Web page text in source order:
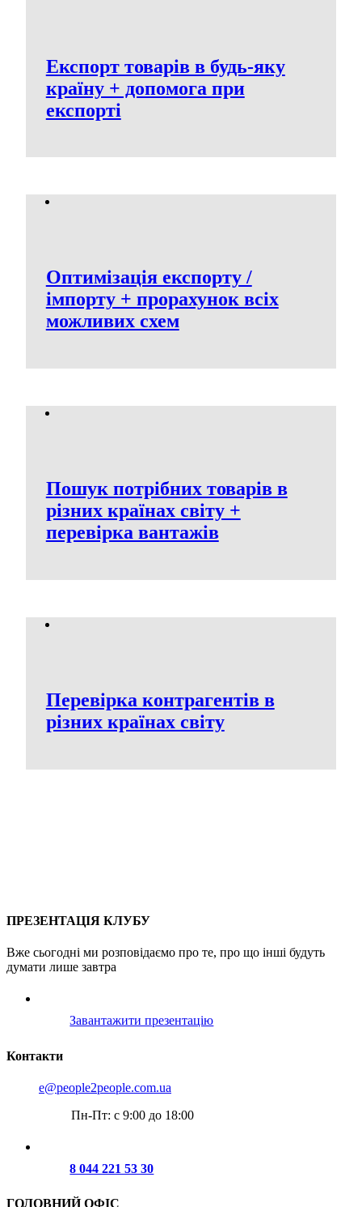
Експорт товарів в будь-яку
країну + допомога при
експорті
Оптимізація експорту /
імпорту + прорахунок всіх
можливих схем
Пошук потрібних товарів в
різних країнах світу +
перевірка вантажів
Перевірка контрагентів в
різних країнах світу
ПРЕЗЕНТАЦІЯ КЛУБУ
Вже сьогодні ми розповідаємо про те, про що інші будуть
думати лише завтра
Завантажити презентацію
Контакти
e@people2people.com.ua
Пн-Пт: с 9:00 до 18:00
8 044 221 53 30
ГОЛОВНИЙ ОФІС